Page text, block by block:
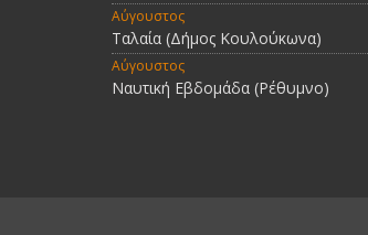
Αύγουστος
Ταλαία (Δήμος Κουλούκωνα)
Αύγουστος
Ναυτική Εβδομάδα (Ρέθυμνο)